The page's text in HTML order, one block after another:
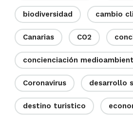
biodiversidad cambio
Canarias CO2
concienciación
Coronavirus desarrollo
destino turistico